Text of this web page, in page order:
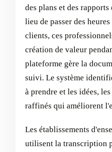
des plans et des rapports
lieu de passer des
clients, ces
création de valeur
plateforme gère la
suivi. Le système
à prendre et les idées,
raffinés qui améliorent
Les établissements
utilisent la transcription